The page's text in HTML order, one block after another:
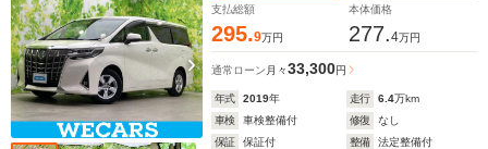
支払総額
295.9万円
本体価格
277.4万円
通常ローン 月々33,300円
年式 2019年 走行 6.4万km
車検
車検整備付 修復
なし
保証
保証付 整備
法定整備付